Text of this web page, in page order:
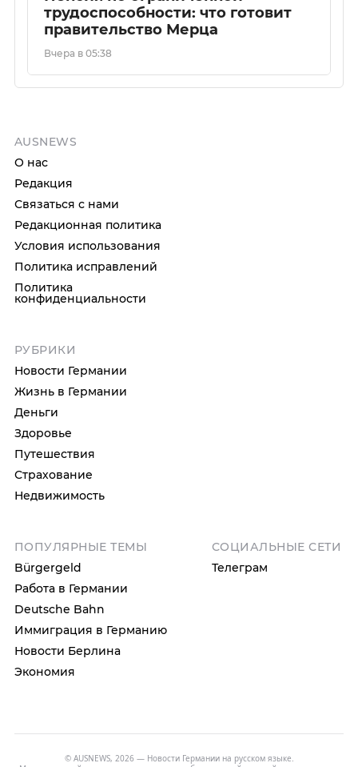
трудоспособности: что готовит
правительство Мерца
Вчера в 05:38
AUSNEWS
О нас
Редакция
Связаться с нами
Редакционная политика
Условия использования
Политика исправлений
Политика
конфиденциальности
РУБРИКИ
Новости Германии
Жизнь в Германии
Деньги
Здоровье
Путешествия
Страхование
Недвижимость
ПОПУЛЯРНЫЕ ТЕМЫ
Bürgergeld
Работа в Германии
Deutsche Bahn
Иммиграция в Германию
Новости Берлина
Экономия
СОЦИАЛЬНЫЕ СЕТИ
Телеграм
© AUSNEWS, 2026 — Новости Германии на русском языке.